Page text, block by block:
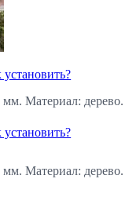
установить?
Материал: дерево.
установить?
Материал: дерево.